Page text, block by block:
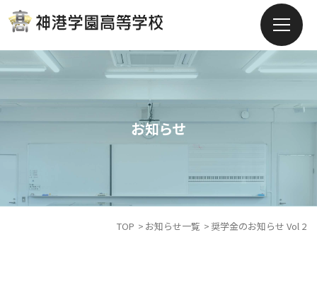
お知らせ
TOP お知らせ一覧 奨学金のお知らせ Vol 2